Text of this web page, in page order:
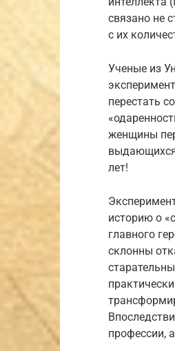
связано не
с их
Ученые из
перестать
женщины
выдающихся
лет!
историю о
главного
склонны
профессии,